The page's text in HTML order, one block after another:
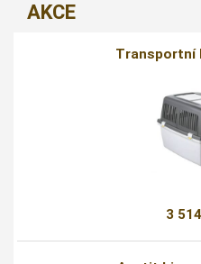
AKCE
Transportní
3